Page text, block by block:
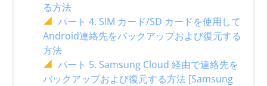
る方法
パート 4. SIM カード/SD カードを使用して
Android連絡先をバックアップおよび復元する
方法
パート 5. Samsung Cloud 経由で連絡先を
バックアップおよび復元する方法 [Samsung